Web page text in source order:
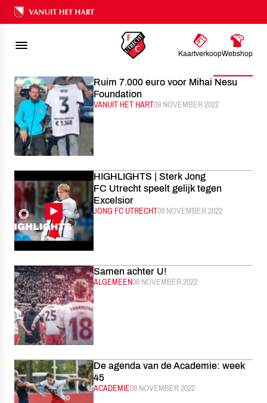
Ons nalatenschap
KaartverkoopWebshop
FC UTRECHT NIEUWS
Ruim 7.000 euro voor Mihai Nesu
Foundation
CATEGORIE:
VANUIT HET HARTGEPUBLICEERD:
09 NOVEMBER 2022
HIGHLIGHTS | Sterk Jong
FC Utrecht speelt gelijk tegen
Excelsior
CATEGORIE:
JONG FC UTRECHTGEPUBLICEERD:
09 NOVEMBER 2022
Samen achter U!
CATEGORIE:
ALGEMEENGEPUBLICEERD:
08 NOVEMBER 2022
De agenda van de Academie: week
45
CATEGORIE:
ACADEMIEGEPUBLICEERD:
08 NOVEMBER 2022